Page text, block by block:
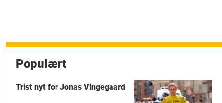
Populært
Trist nyt for Jonas Vingegaard